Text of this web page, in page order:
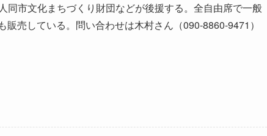
市文化まちづくり財団などが後援する。全自由席で一般
売している。問い合わせは木村さん（090-8860-9471）